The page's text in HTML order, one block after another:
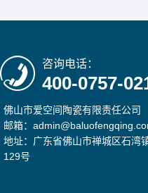
咨询电话：
400-0757-
佛山市爱空间陶瓷有限责任公司
邮箱：
地址：广东省佛山市禅城区石湾
129号